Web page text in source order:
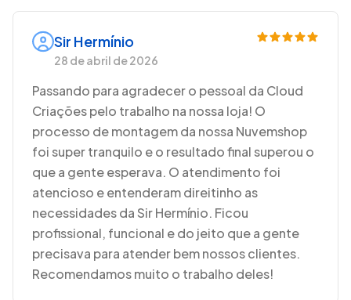
Sir Hermínio
28 de abril de 2026
Passando para agradecer o pessoal da Cloud
Criações pelo trabalho na nossa loja! O
processo de montagem da nossa Nuvemshop
foi super tranquilo e o resultado final superou o
que a gente esperava. O atendimento foi
atencioso e entenderam direitinho as
necessidades da Sir Hermínio. Ficou
profissional, funcional e do jeito que a gente
precisava para atender bem nossos clientes.
Recomendamos muito o trabalho deles!